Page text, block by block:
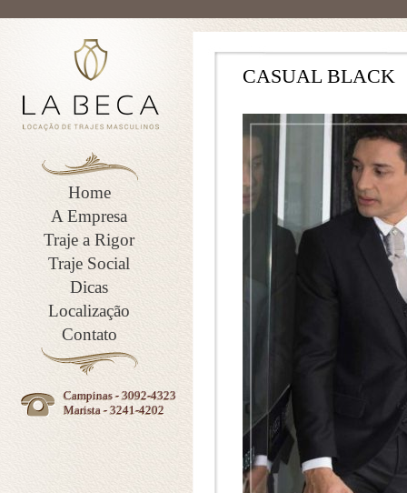
Home
A Empresa
Traje a Rigor
Traje Social
Dicas
Localização
Contato
Campinas - 3092-4323
Marista - 3241-4202
CASUAL BLACK